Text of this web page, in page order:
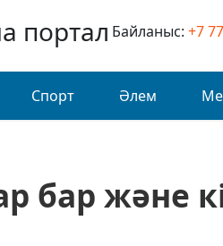
портал Байланыс:+7
Спорт Әлем
бар және